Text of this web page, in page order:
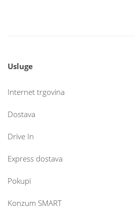
Usluge
Internet trgovina
Dostava
Drive In
Express dostava
Pokupi
Konzum SMART